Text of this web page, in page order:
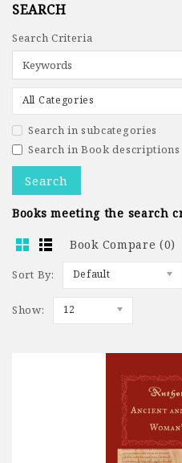
SEARCH
Search Criteria
All Categories
Search in subcategories
Search in Book descriptions
Books meeting the search
Book Compare (0)
Sort By: Default
Show: 12